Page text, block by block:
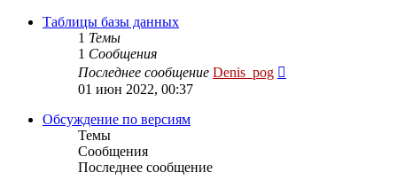
Таблицы базы данных
1 Темы
1 Сообщения
Последнее сообщение Denis_pog
01 июн 2022, 00:37
Обсуждение по версиям
Темы
Сообщения
Последнее сообщение